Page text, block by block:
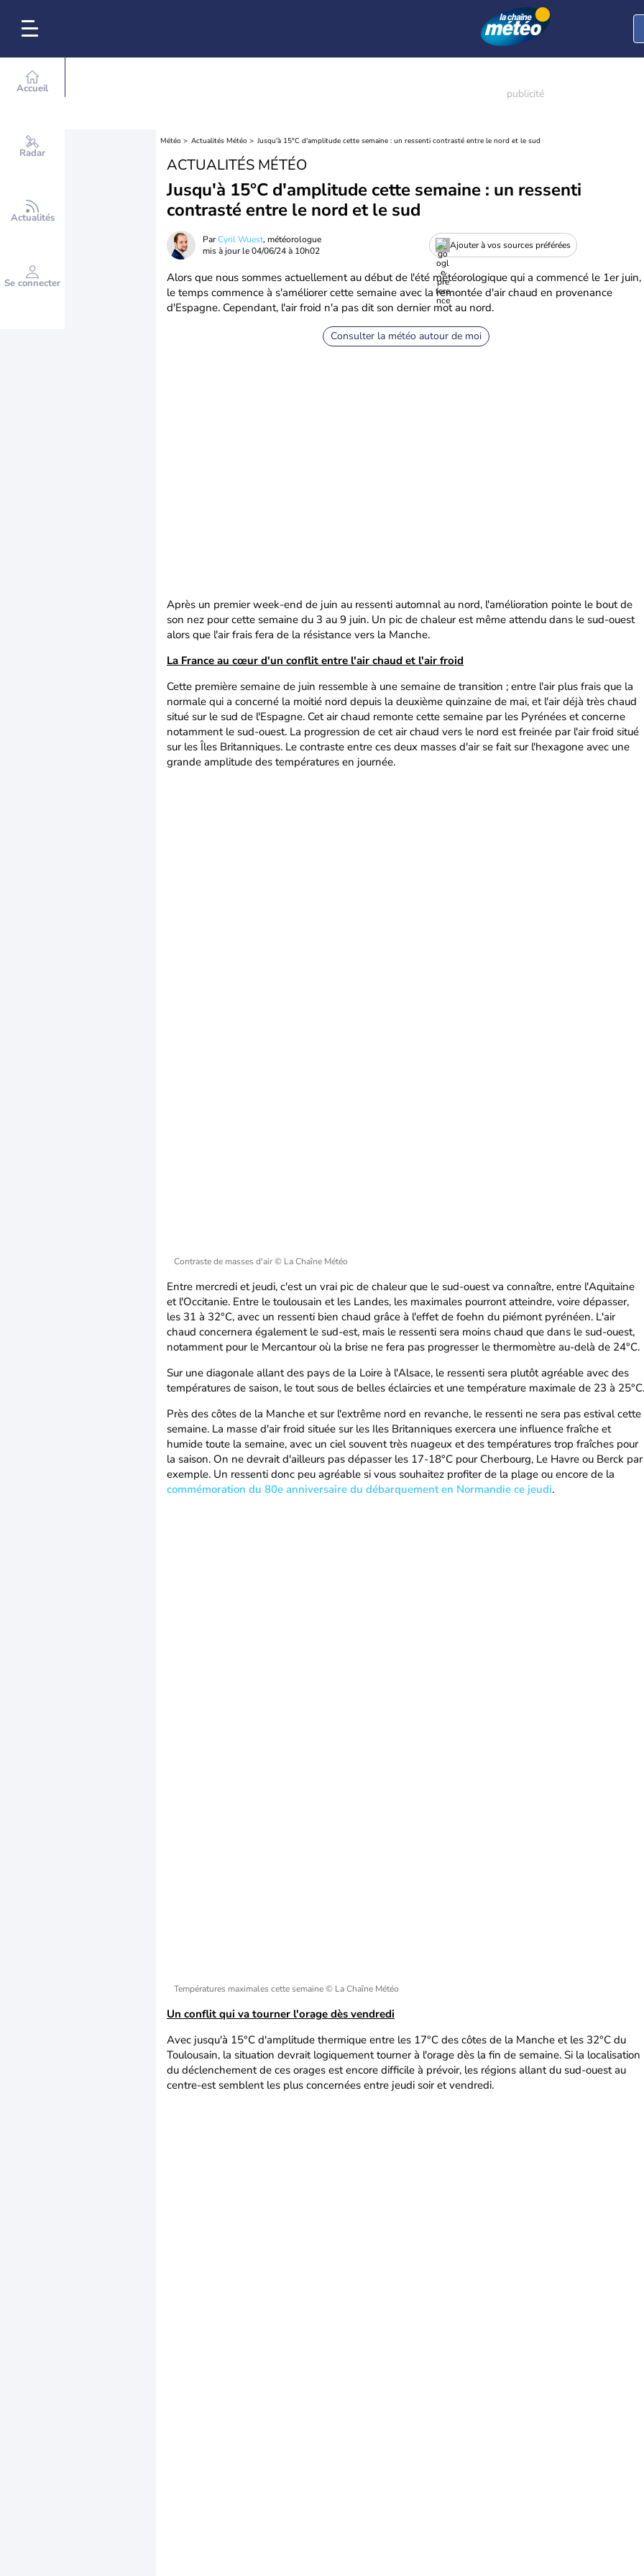
Accueil
Radar
Actualités
Se connecter
Météo Actualités Météo Jusqu'à 15°C d'amplitude cette semaine : un ressenti contrasté entre le nord et le sud
ACTUALITÉS MÉTÉO
Jusqu'à 15°C d'amplitude cette semaine : un ressenti
contrasté entre le nord et le sud
ParCyril Wuest, météorologue
mis à jour le04/06/24 à 10h02
Ajouter à vos sources préférées
Alors que nous sommes actuellement au début de l'été météorologique qui a commencé le 1er juin,
le temps commence à s'améliorer cette semaine avec la remontée d'air chaud en provenance
d'Espagne. Cependant, l'air froid n'a pas dit son dernier mot au nord.
Consulter la météo autour de moi
Après un premier week-end de juin au ressenti automnal au nord, l'amélioration pointe le bout de
son nez pour cette semaine du 3 au 9 juin. Un pic de chaleur est même attendu dans le sud-ouest
alors que l'air frais fera de la résistance vers la Manche.
La France au cœur d'un conflit entre l'air chaud et l'air froid
Cette première semaine de juin ressemble à une semaine de transition ; entre l'air plus frais que la
normale qui a concerné la moitié nord depuis la deuxième quinzaine de mai, et l'air déjà très chaud
situé sur le sud de l'Espagne. Cet air chaud remonte cette semaine par les Pyrénées et concerne
notamment le sud-ouest. La progression de cet air chaud vers le nord est freinée par l'air froid situé
sur les Îles Britanniques. Le contraste entre ces deux masses d'air se fait sur l'hexagone avec une
grande amplitude des températures en journée.
Contraste de masses d'air© La Chaîne Météo
Entre mercredi et jeudi, c'est un vrai pic de chaleur que le sud-ouest va connaître, entre l'Aquitaine
et l'Occitanie. Entre le toulousain et les Landes, les maximales pourront atteindre, voire dépasser,
les 31 à 32°C, avec un ressenti bien chaud grâce à l'effet de foehn du piémont pyrénéen. L'air
chaud concernera également le sud-est, mais le ressenti sera moins chaud que dans le sud-ouest,
notamment pour le Mercantour où la brise ne fera pas progresser le thermomètre au-delà de 24°C.
Sur une diagonale allant des pays de la Loire à l'Alsace, le ressenti sera plutôt agréable avec des
températures de saison, le tout sous de belles éclaircies et une température maximale de 23 à 25°C.
Près des côtes de la Manche et sur l'extrême nord en revanche, le ressenti ne sera pas estival cette
semaine. La masse d'air froid située sur les Iles Britanniques exercera une influence fraîche et
humide toute la semaine, avec un ciel souvent très nuageux et des températures trop fraîches pour
la saison. On ne devrait d'ailleurs pas dépasser les 17-18°C pour Cherbourg, Le Havre ou Berck par
exemple. Un ressenti donc peu agréable si vous souhaitez profiter de la plage ou encore de la
commémoration du 80e anniversaire du débarquement en Normandie ce jeudi.
Températures maximales cette semaine© La Chaîne Météo
Un conflit qui va tourner l'orage dès vendredi
Avec jusqu'à 15°C d'amplitude thermique entre les 17°C des côtes de la Manche et les 32°C du
Toulousain, la situation devrait logiquement tourner à l'orage dès la fin de semaine. Si la localisation
du déclenchement de ces orages est encore difficile à prévoir, les régions allant du sud-ouest au
centre-est semblent les plus concernées entre jeudi soir et vendredi.